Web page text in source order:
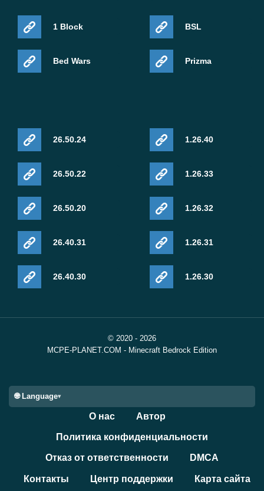
1 Block
Bed Wars
BSL
Prizma
26.50.24
26.50.22
26.50.20
26.40.31
26.40.30
1.26.40
1.26.33
1.26.32
1.26.31
1.26.30
© 2020 - 2026
MCPE-PLANET.COM - Minecraft Bedrock Edition
🌐 Language
О нас Автор
Политика конфиденциальности
Отказ от ответственности DMCA
Контакты Центр поддержки Карта сайта